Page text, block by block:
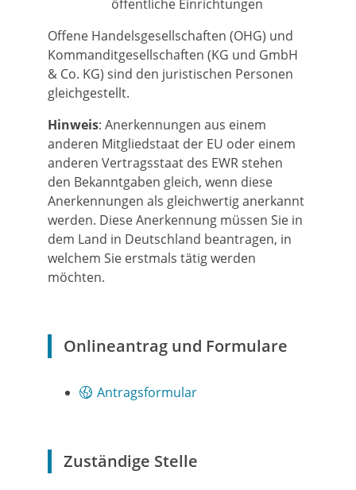
öffentliche Einrichtungen
Offene Handelsgesellschaften (OHG) und
Kommanditgesellschaften (KG und GmbH
& Co. KG) sind den juristischen Personen
gleichgestellt.
Hinweis: Anerkennungen aus einem
anderen Mitgliedstaat der EU oder einem
anderen Vertragsstaat des EWR stehen
den Bekanntgaben gleich, wenn diese
Anerkennungen als gleichwertig anerkannt
werden. Diese Anerkennung müssen Sie in
dem Land in Deutschland beantragen, in
welchem Sie erstmals tätig werden
möchten.
Onlineantrag und Formulare
Antragsformular
Zuständige Stelle